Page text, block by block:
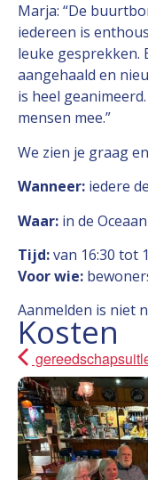
Marja: “De
iedereen is
leuke gesprekken.
aangehaald en
is heel
mensen mee.”
We zien je graag
Wanneer: iedere
Waar: in de Oceaan
Tijd:van 16:30 tot
Voor wie:
Aanmelden is niet
Kosten